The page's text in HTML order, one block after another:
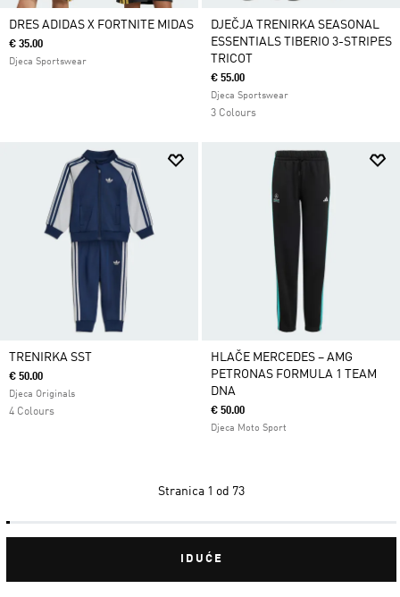
DRES ADIDAS X FORTNITE MIDAS
€ 35.00
Djeca Sportswear
DJEČJA TRENIRKA SEASONAL
ESSENTIALS TIBERIO 3-STRIPES
TRICOT
€ 55.00
Djeca Sportswear
3 Colours
TRENIRKA SST
€ 50.00
Djeca Originals
4 Colours
HLAČE MERCEDES – AMG
PETRONAS FORMULA 1 TEAM
DNA
€ 50.00
Djeca Moto Sport
Stranica 1 od 73
IDUĆE